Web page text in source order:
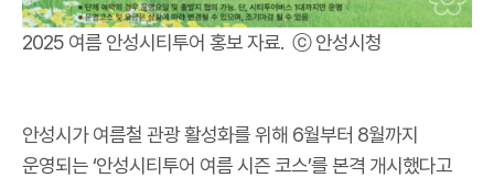
2025 여름 안성시티투어 홍보 자료. ⓒ 안성시청
안성시가 여름철 관광 활성화를 위해 6월부터 8월까지
운영되는 ‘안성시티투어 여름 시즌 코스’를 본격 개시했다고